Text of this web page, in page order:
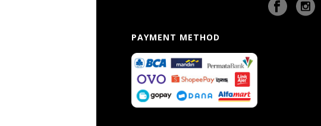
PAYMENT METHOD